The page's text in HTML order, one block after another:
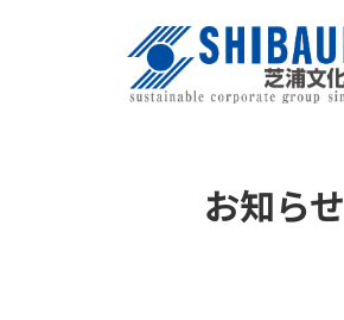
お知らせ